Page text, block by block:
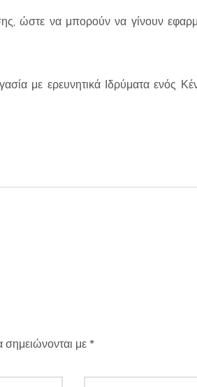
ώστε να μπορούν να γίνουν
με ερευνητικά Ιδρύματα ενός
με*